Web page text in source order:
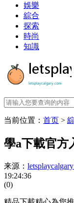
娛樂
綜合
探索
時尚
知識
当前位置： 首页 >
學a下載官方
来源：
19:24:36
(0)